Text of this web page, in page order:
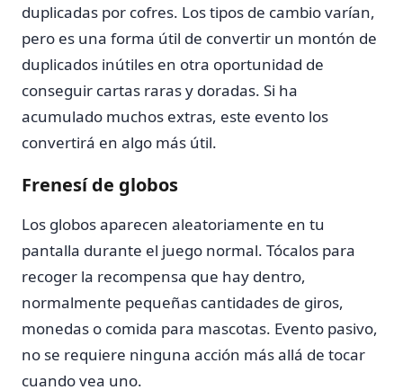
duplicadas por cofres. Los tipos de cambio varían,
pero es una forma útil de convertir un montón de
duplicados inútiles en otra oportunidad de
conseguir cartas raras y doradas. Si ha
acumulado muchos extras, este evento los
convertirá en algo más útil.
Frenesí de globos
Los globos aparecen aleatoriamente en tu
pantalla durante el juego normal. Tócalos para
recoger la recompensa que hay dentro,
normalmente pequeñas cantidades de giros,
monedas o comida para mascotas. Evento pasivo,
no se requiere ninguna acción más allá de tocar
cuando vea uno.